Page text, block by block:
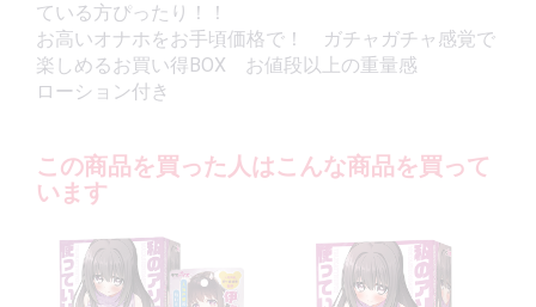
ている方ぴったり！！
お高いオナホをお手頃価格で！ ガチャガチャ感覚で
楽しめるお買い得BOX お値段以上の重量感
ローション付き
この商品を買った人はこんな商品を買って
います